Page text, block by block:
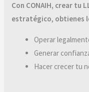
Con CONAIH, crear tu
estratégico, obtienes
Operar
Generar
Hacer crecer tu